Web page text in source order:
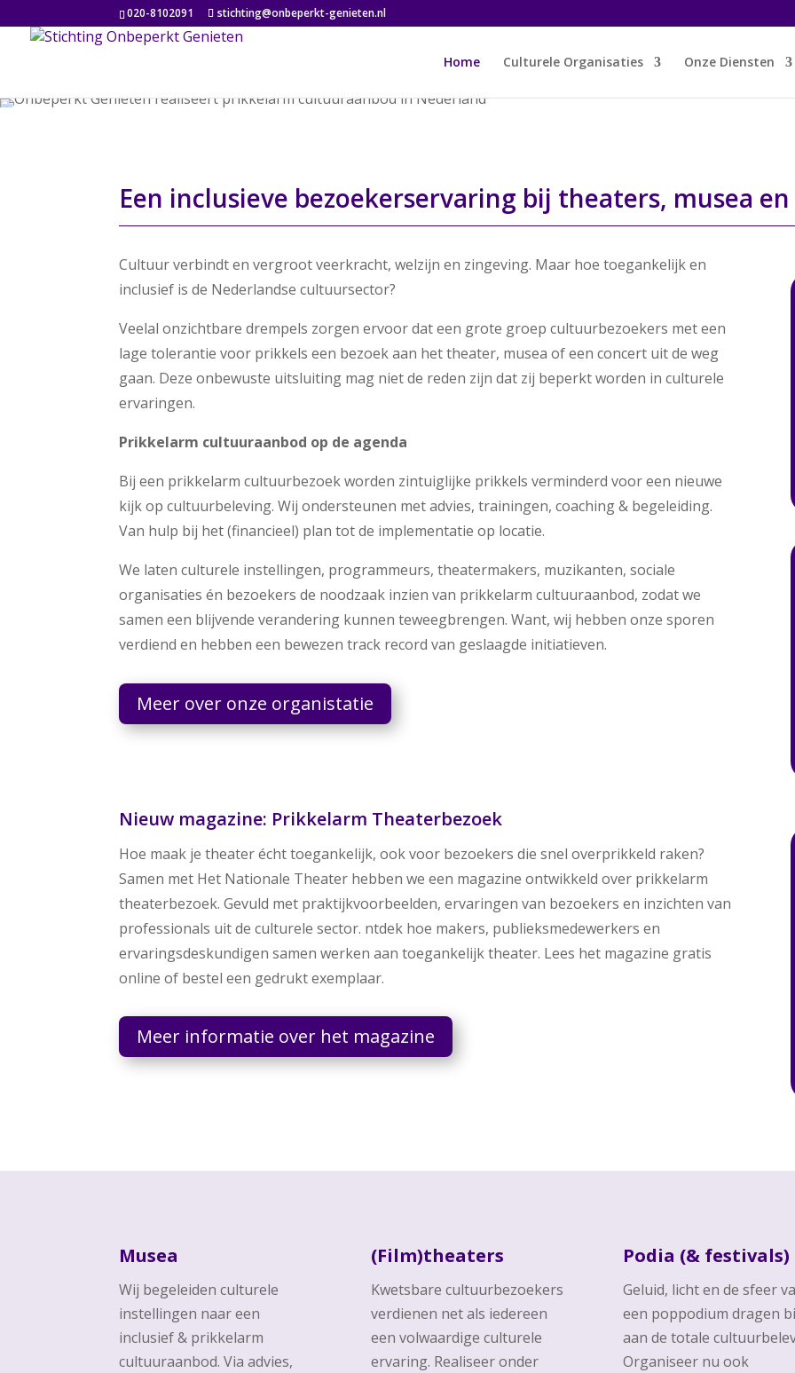
020-8102091 stichting@onbeperkt-genieten.nl
Home Culturele Organisaties Onze Diensten
Een inclusieve bezoekerservaring bij theaters, musea
Cultuur verbindt en vergroot veerkracht, welzijn en zingeving. Maar hoe toegankelijk en
inclusief is de Nederlandse cultuursector?
Veelal onzichtbare drempels zorgen ervoor dat een grote groep cultuurbezoekers met een
lage tolerantie voor prikkels een bezoek aan het theater, musea of een concert uit de weg
gaan. Deze onbewuste uitsluiting mag niet de reden zijn dat zij beperkt worden in culturele
ervaringen.
Prikkelarm cultuuraanbod op de agenda
Bij een prikkelarm cultuurbezoek worden zintuiglijke prikkels verminderd voor een nieuwe
kijk op cultuurbeleving. Wij ondersteunen met advies, trainingen, coaching & begeleiding.
Van hulp bij het (financieel) plan tot de implementatie op locatie.
We laten culturele instellingen, programmeurs, theatermakers, muzikanten, sociale
organisaties én bezoekers de noodzaak inzien van prikkelarm cultuuraanbod, zodat we
samen een blijvende verandering kunnen teweegbrengen. Want, wij hebben onze sporen
verdiend en hebben een bewezen track record van geslaagde initiatieven.
Meer over onze organistatie
Nieuw magazine: Prikkelarm Theaterbezoek
Hoe maak je theater écht toegankelijk, ook voor bezoekers die snel overprikkeld raken?
Samen met Het Nationale Theater hebben we een magazine ontwikkeld over prikkelarm
theaterbezoek. Gevuld met praktijkvoorbeelden, ervaringen van bezoekers en inzichten van
professionals uit de culturele sector. ntdek hoe makers, publieksmedewerkers en
ervaringsdeskundigen samen werken aan toegankelijk theater. Lees het magazine gratis
online of bestel een gedrukt exemplaar.
Meer informatie over het magazine
Musea
Wij begeleiden culturele
instellingen naar een
inclusief & prikkelarm
cultuuraanbod. Via advies,
(Film)theaters
Kwetsbare cultuurbezoekers
verdienen net als iedereen
een volwaardige culturele
ervaring. Realiseer onder
Podia (& festivals)
Geluid, licht en de sfeer
een poppodium dragen
aan de totale
Organiseer nu ook